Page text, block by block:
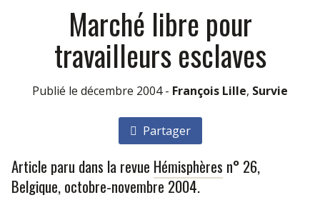
Marché libre pour
travailleurs esclaves
Publié le décembre 2004 - François Lille, Survie
Partager
Article paru dans la revue Hémisphères n° 26,
Belgique, octobre-novembre 2004.